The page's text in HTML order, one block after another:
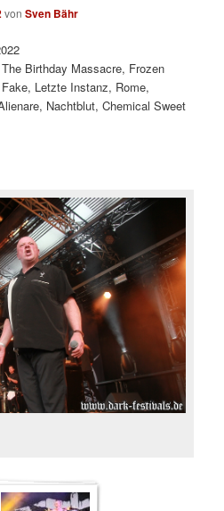
vonSven Bähr
Birthday Massacre, Frozen
Letzte Instanz, Rome,
Nachtblut, Chemical Sweet